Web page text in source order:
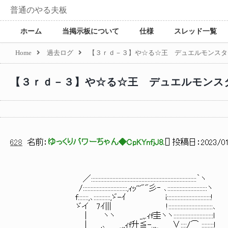
普通のやる夫板
ホーム 当掲示板について 仕様 スレッド一覧
Home 過去ログ 【３ｒｄ－３】や☆る☆王 デュエルモンス
【３ｒｄ－３】や☆る☆王 デュエルモンス
628 名前： ゆっくりパワーちゃん◆CpKYnfjJ8. ] 投稿日： 2023/
／:::::::::::::::::::::::::::::::::::::::::::::::::::::::::::::::::::::｀ヽ
/:::::::::::::::::::::::::::::,ｨｯ'''""彡‐ ､::::::::::::::::::::::::::ヽ
f:::::::,､:::::::::::,ゞ-ｲ i:::::::::::::::::::::::::::::!
ゞイ 7ｲ||| !:::::::::::::::::::::::::::::､
| ヽヽ _,,.ｨf圭ヽヽ::::::::::::::::::::::::::l
| ,､ _,,ｨf升≦-.,,_ ∨::::/⌒ ::::::::l